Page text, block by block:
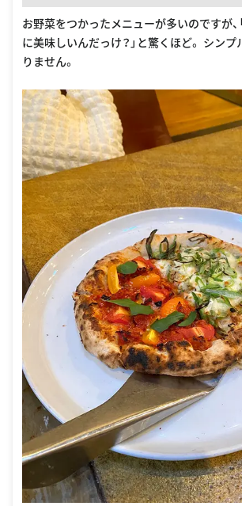
お野菜をつかったメニューが多いのですが、
に美味しいんだっけ？」と驚くほど。 シン
りません。